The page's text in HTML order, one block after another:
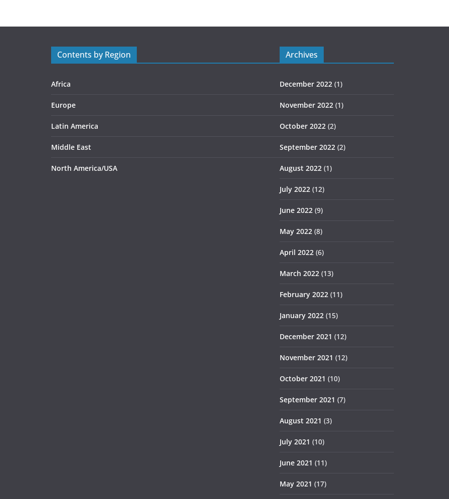
Contents by Region
Africa
Europe
Latin America
Middle East
North America/USA
Archives
December 2022 (1)
November 2022 (1)
October 2022 (2)
September 2022 (2)
August 2022 (1)
July 2022 (12)
June 2022 (9)
May 2022 (8)
April 2022 (6)
March 2022 (13)
February 2022 (11)
January 2022 (15)
December 2021 (12)
November 2021 (12)
October 2021 (10)
September 2021 (7)
August 2021 (3)
July 2021 (10)
June 2021 (11)
May 2021 (17)